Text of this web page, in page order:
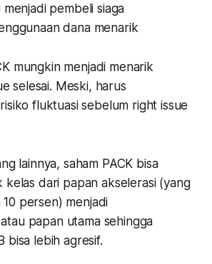
menjadi pembeli siaga
dana menarik
mungkin menjadi menarik
selesai. Meski, harus
fluktuasi sebelum right issue
lainnya, saham PACK bisa
kelas dari papan akselerasi (yang
10 persen) menjadi
papan utama sehingga
bisa lebih agresif.